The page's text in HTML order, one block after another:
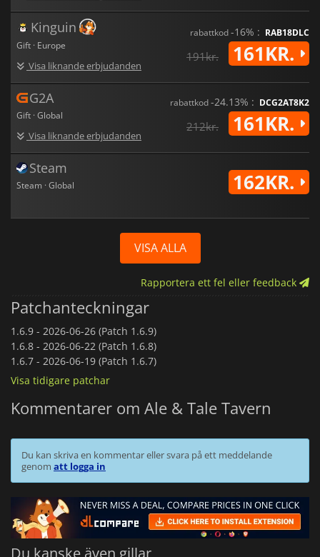
Kinguin
Gift · Europe
Visa liknande erbjudanden
rabattkod-16% : RAB18DLC
191kr. 161KR.
G2A
Gift · Global
Visa liknande erbjudanden
rabattkod-24.13% : DCG2AT8K2
212kr. 161KR.
Steam
Steam · Global 162KR.
VISA ALLA
Rapportera ett fel eller feedback
Patchanteckningar
1.6.9 - 2026-06-26 (Patch 1.6.9)
1.6.8 - 2026-06-22 (Patch 1.6.8)
1.6.7 - 2026-06-19 (Patch 1.6.7)
Visa tidigare patchar
Kommentarer om Ale & Tale Tavern
Du kan skriva en kommentar eller svara på ett meddelande
genom att logga in
Du kanske även gillar